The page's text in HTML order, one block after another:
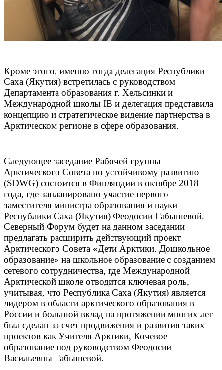
Кроме этого, именно тогда делегация Республики
Саха (Якутия) встретилась с руководством
Департамента образования г. Хельсинки и
Международной школы IB и делегация представила
концепцию и стратегическое видение партнерства в
Арктическом регионе в сфере образования.
Следующее заседание Рабочей группы
Арктического Совета по устойчивому развитию
(SDWG) состоится в Финляндии в октябре 2018
года, где запланировано участие первого
заместителя министра образования и науки
Республики Саха (Якутия) Феодосии Габышевой.
Северный Форум будет на данном заседании
предлагать расширить действующий проект
Арктического Совета «Дети Арктики. Дошкольное
образование» на школьное образование с созданием
сетевого сотрудничества, где Международной
Арктической школе отводится ключевая роль,
учитывая, что Республика Саха (Якутия) является
лидером в области арктического образования в
России и большой вклад на протяжении многих лет
был сделан за счет продвижения и развития таких
проектов как Учителя Арктики, Кочевое
образование под руководством Феодосии
Васильевны Габышевой.